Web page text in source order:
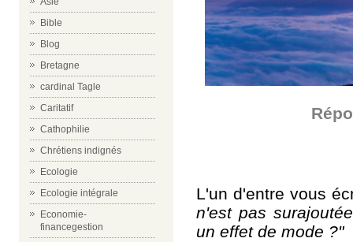
Bible
Blog
Bretagne
cardinal Tagle
Caritatif
Cathophilie
Chrétiens indignés
Ecologie
Ecologie intégrale
Economie-
financegestion
L'un d'entre vous
n'est pas
un effet de mode ?"